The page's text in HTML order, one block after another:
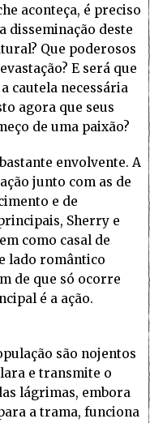
aconteça, é preciso
disseminação deste
Que poderosos
E será que
cautela necessária
agora que seus
de uma paixão?
envolvente. A
junto com as de
e de
Sherry e
como casal de
lado romântico
de que só ocorre
é a ação.
são nojentos
e transmite o
lágrimas, embora
a trama, funciona